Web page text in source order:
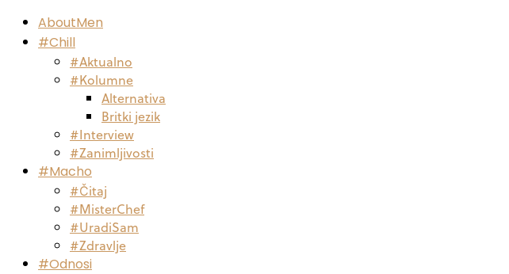
AboutMen
#Chill
#Aktualno
#Kolumne
Alternativa
Britki jezik
#Interview
#Zanimljivosti
#Macho
#Čitaj
#MisterChef
#UradiSam
#Zdravlje
#Odnosi